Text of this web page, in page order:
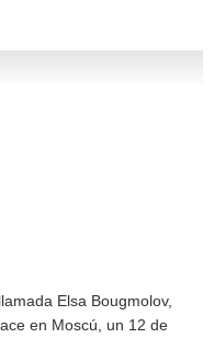
Elsa Bougmolov,
en Moscú, un 12 de